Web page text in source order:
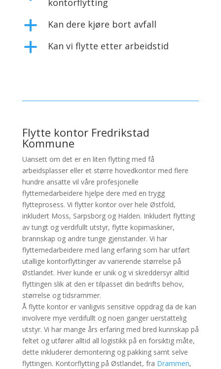
kontorflytting
a Kan dere kjøre bort avfall
a Kan vi flytte etter arbeidstid
Flytte kontor Fredrikstad
Kommune
Uansett om det er en liten flytting med få
arbeidsplasser eller et større hovedkontor med flere
hundre ansatte vil våre profesjonelle
flyttemedarbeidere hjelpe dere med en trygg
flytteprosess. Vi flytter kontor over hele Østfold,
inkludert Moss, Sarpsborg og Halden. Inkludert flytting
av tungt og verdifullt utstyr, flytte kopimaskiner,
brannskap og andre tunge gjenstander. Vi har
flyttemedarbeidere med lang erfaring som har utført
utallige kontorflyttinger av varierende størrelse på
Østlandet. Hver kunde er unik og vi skreddersyr alltid
flyttingen slik at den er tilpasset din bedrifts behov,
størrelse og tidsrammer.
Å flytte kontor er vanligvis sensitive oppdrag da de kan
involvere mye verdifullt og noen ganger uerstattelig
utstyr. Vi har mange års erfaring med bred kunnskap på
feltet og utfører alltid all logistikk på en forsiktig måte,
dette inkluderer demontering og pakking samt selve
flyttingen. Kontorflytting på Østlandet, fra Drammen,